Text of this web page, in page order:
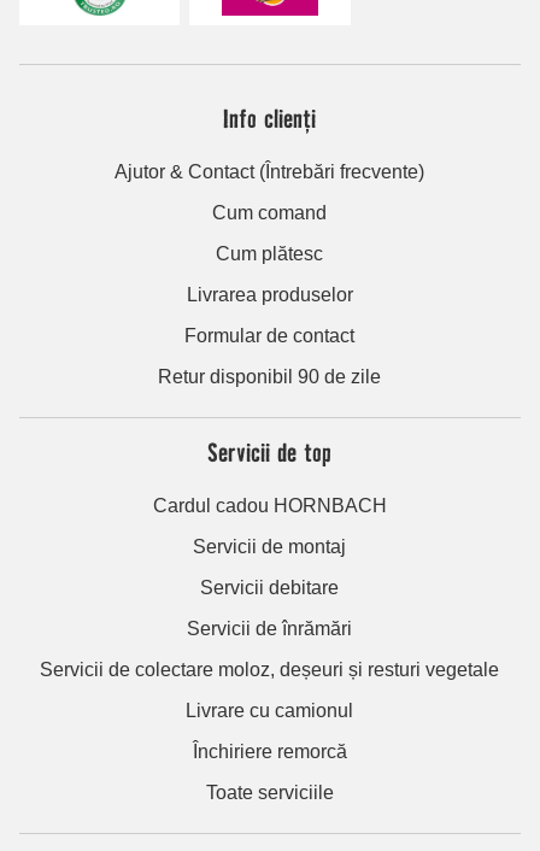
Info clienți
Ajutor & Contact (Întrebări frecvente)
Cum comand
Cum plătesc
Livrarea produselor
Formular de contact
Retur disponibil 90 de zile
Servicii de top
Cardul cadou HORNBACH
Servicii de montaj
Servicii debitare
Servicii de înrămări
Servicii de colectare moloz, deșeuri și resturi vegetale
Livrare cu camionul
Închiriere remorcă
Toate serviciile